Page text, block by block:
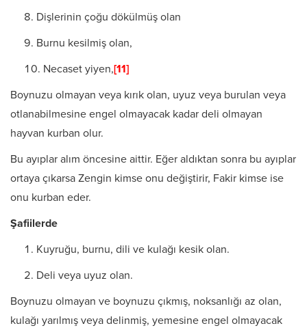
Dişlerinin çoğu dökülmüş olan
Burnu kesilmiş olan,
Necaset yiyen,[11]
Boynuzu olmayan veya kırık olan, uyuz veya burulan veya
otlanabilmesine engel olmayacak kadar deli olmayan
hayvan kurban olur.
Bu ayıplar alım öncesine aittir. Eğer aldıktan sonra bu ayıplar
ortaya çıkarsa Zengin kimse onu değiştirir, Fakir kimse ise
onu kurban eder.
Şafiilerde
Kuyruğu, burnu, dili ve kulağı kesik olan.
Deli veya uyuz olan.
Boynuzu olmayan ve boynuzu çıkmış, noksanlığı az olan,
kulağı yarılmış veya delinmiş, yemesine engel olmayacak